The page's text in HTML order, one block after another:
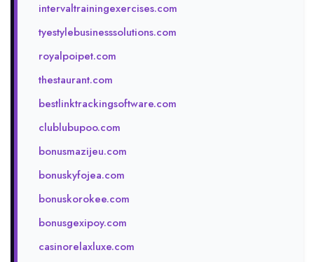
intervaltrainingexercises.com
tyestylebusinesssolutions.com
royalpoipet.com
thestaurant.com
bestlinktrackingsoftware.com
clublubupoo.com
bonusmazijeu.com
bonuskyfojea.com
bonuskorokee.com
bonusgexipoy.com
casinorelaxluxe.com